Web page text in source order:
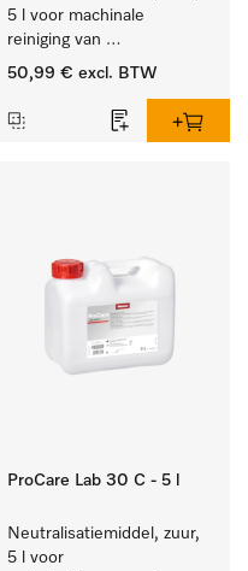
5 l voor machinale
reiniging van
laboratoriumglaswerk en -
50,99 € excl. BTW
ProCare Lab 30 C - 5 l
Neutralisatiemiddel, zuur,
5 l voor